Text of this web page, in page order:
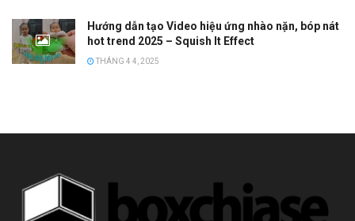
Hướng dẫn tạo Video hiệu ứng nhào nặn, bóp nát
hot trend 2025 – Squish It Effect
THÁNG 4 4, 2025